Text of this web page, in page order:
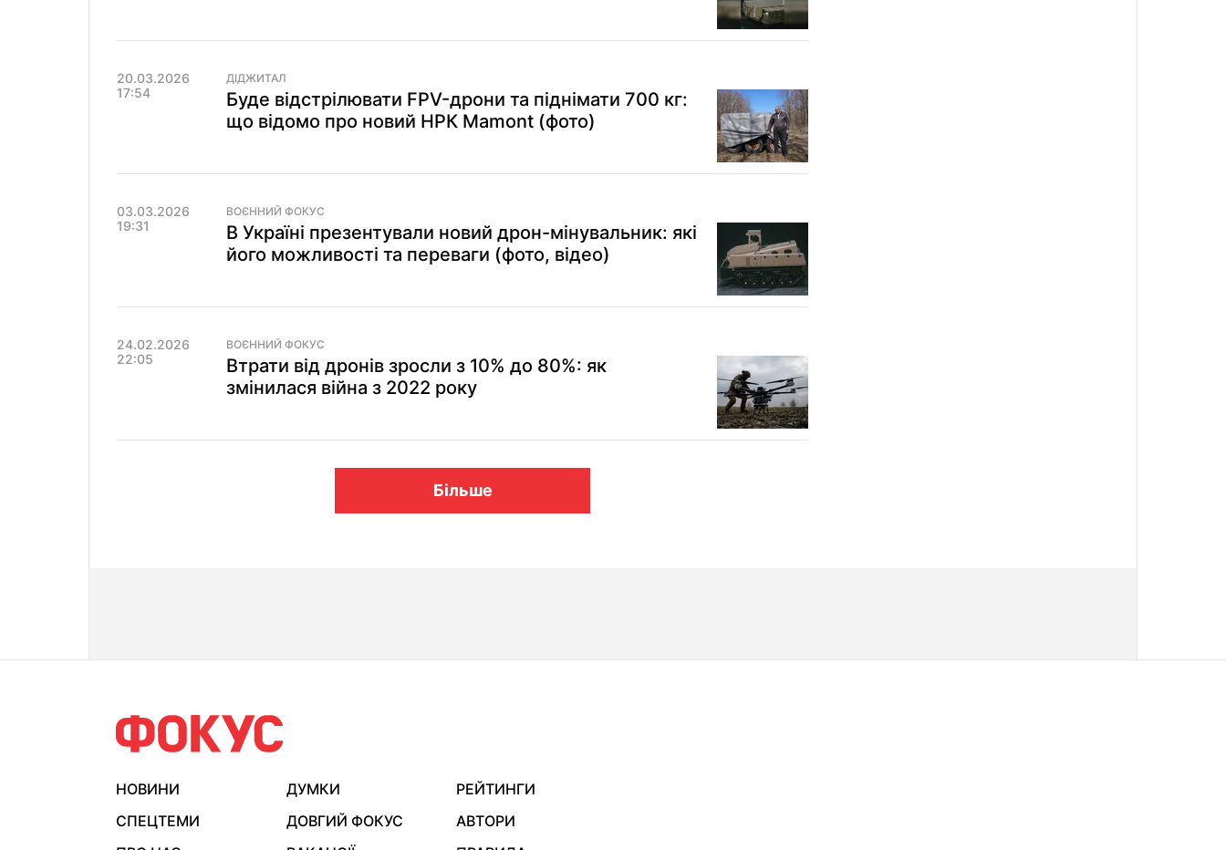
20.03.2026
17:54
ДІДЖИТАЛ
Буде відстрілювати FPV-дрони та піднімати 700 кг:
що відомо про новий НРК Mamont (фото)
03.03.2026
19:31
ВОЄННИЙ ФОКУС
В Україні презентували новий дрон-мінувальник: які
його можливості та переваги (фото, відео)
24.02.2026
22:05
ВОЄННИЙ ФОКУС
Втрати від дронів зросли з 10% до 80%: як
змінилася війна з 2022 року
Більше
НОВИНИ ДУМКИ
РЕЙТИНГИ
СПЕЦТЕМИ
ДОВГИЙ ФОКУС
АВТОРИ